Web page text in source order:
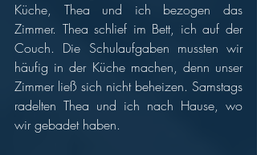
Küche, Thea und ich bezogen das
Zimmer. Thea schlief im Bett, ich auf der
Couch. Die Schulaufgaben mussten wir
häufig in der Küche machen, denn unser
Zimmer ließ sich nicht beheizen. Samstags
radelten Thea und ich nach Hause, wo
wir gebadet haben.